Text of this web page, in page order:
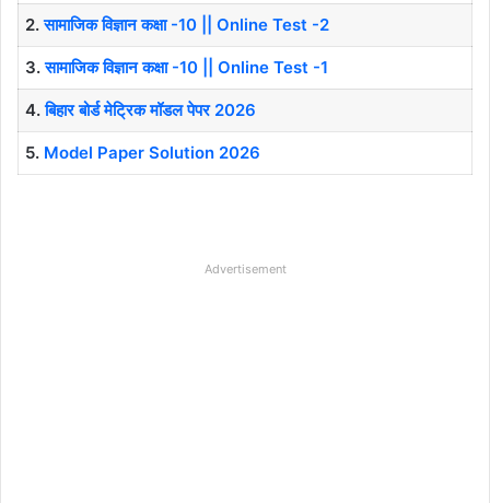
2.सामाजिक विज्ञान कक्षा -10 || Online Test -2
3.सामाजिक विज्ञान कक्षा -10 || Online Test -1
4.बिहार बोर्ड मेट्रिक मॉडल पेपर 2026
5. Model Paper Solution 2026
Advertisement